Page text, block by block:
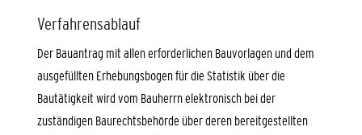
Verfahrensablauf
Der Bauantrag mit allen erforderlichen Bauvorlagen und dem
ausgefüllten Erhebungsbogen für die Statistik über die
Bautätigkeit wird vom Bauherrn elektronisch bei der
zuständigen Baurechtsbehörde über deren bereitgestellten